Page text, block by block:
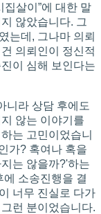
집살이”에 대한 말
않았습니다. 그
는데, 그나마 의뢰
의뢰인이 정신적
이 심해 보인다는
니라 상담 후에도
않는 이야기를
는 고민이었습니
가? 혹여나 혹을
는 않을까?'하는
에 소송진행을 결
너무 진실로 다가
런 분이었습니다.